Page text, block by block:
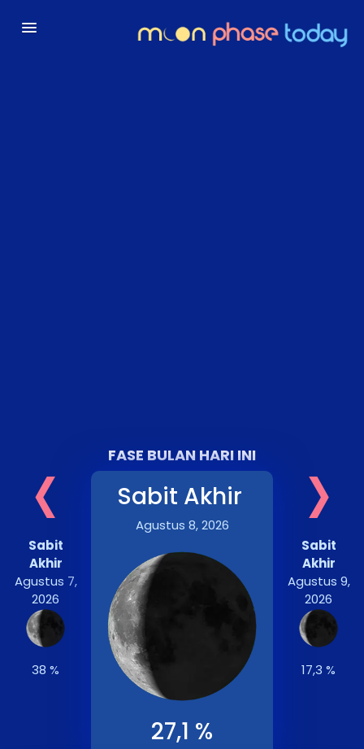
FASE BULAN HARI INI
‹
Sabit
Akhir
Agustus 7,
2026
38 %
Sabit Akhir
Agustus 8, 2026
27,1 %
›
Sabit
Akhir
Agustus 9,
2026
17,3 %